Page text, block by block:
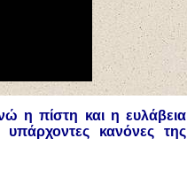
η πίστη και η ευλάβεια
κανόνες της